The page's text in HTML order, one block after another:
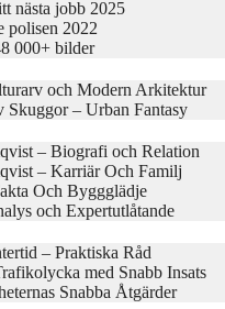
nästa jobb 2025
polisen 2022
000+ bilder
och Modern Arkitektur
Skuggor – Urban Fantasy
– Biografi och Relation
– Karriär Och Familj
Och Byggglädje
och Expertutlåtande
– Praktiska Råd
med Snabb Insats
Snabba Åtgärder